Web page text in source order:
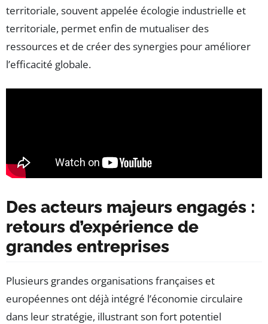
territoriale, souvent appelée écologie industrielle et
territoriale, permet enfin de mutualiser des
ressources et de créer des synergies pour améliorer
l’efficacité globale.
Des acteurs majeurs engagés :
retours d’expérience de
grandes entreprises
Plusieurs grandes organisations françaises et
européennes ont déjà intégré l’économie circulaire
dans leur stratégie, illustrant son fort potentiel